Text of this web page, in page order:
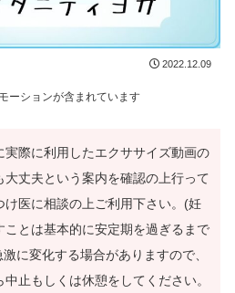
2022.12.09
ーションが含まれています
実際に利用したエクササイズ動画の
大丈夫という案内を確認の上行って
け医に相談の上ご利用下さい。(妊
とは基本的に安定期を過ぎるまで
に変化する場合がありますので、
止もしくは休憩をしてください。